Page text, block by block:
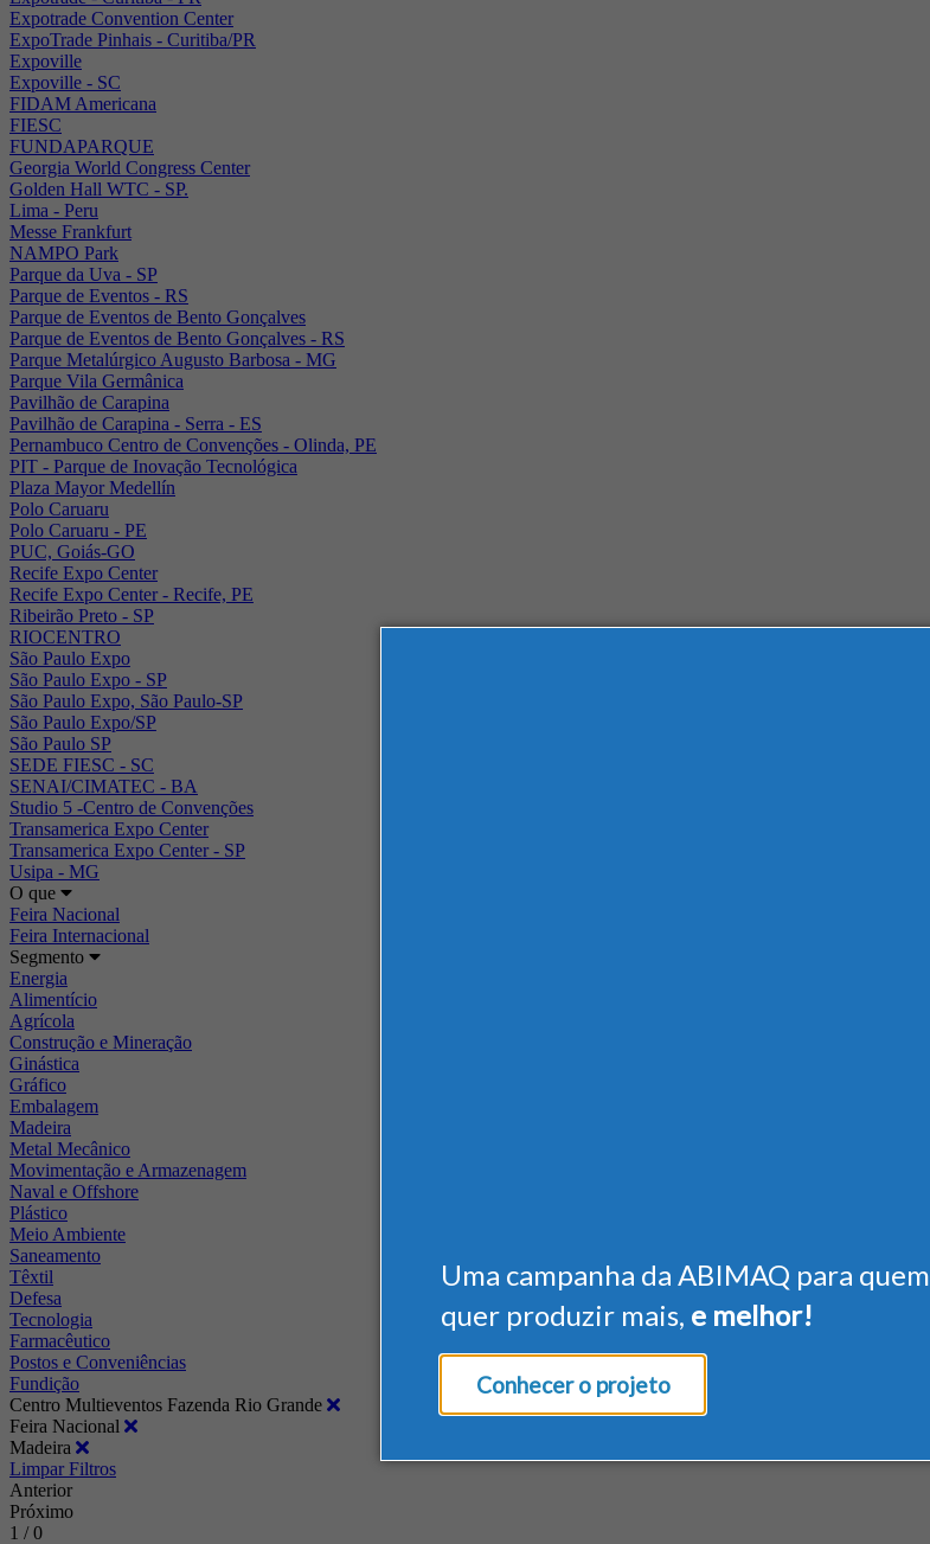
Uma campanha da ABIMAQ para quem
quer produzir mais, e melhor!
Conhecer o projeto
Expotrade Convention Center
ExpoTrade Pinhais - Curitiba/PR
Expoville
Expoville - SC
FIDAM Americana
FIESC
FUNDAPARQUE
Georgia World Congress Center
Golden Hall WTC - SP.
Lima - Peru
Messe Frankfurt
NAMPO Park
Parque da Uva - SP
Parque de Eventos - RS
Parque de Eventos de Bento Gonçalves
Parque de Eventos de Bento Gonçalves - RS
Parque Metalúrgico Augusto Barbosa - MG
Parque Vila Germânica
Pavilhão de Carapina
Pavilhão de Carapina - Serra - ES
Pernambuco Centro de Convenções - Olinda, PE
PIT - Parque de Inovação Tecnológica
Plaza Mayor Medellín
Polo Caruaru
Polo Caruaru - PE
PUC, Goiás-GO
Recife Expo Center
Recife Expo Center - Recife, PE
Ribeirão Preto - SP
RIOCENTRO
São Paulo Expo
São Paulo Expo - SP
São Paulo Expo, São Paulo-SP
São Paulo Expo/SP
São Paulo SP
SEDE FIESC - SC
SENAI/CIMATEC - BA
Studio 5 -Centro de Convenções
Transamerica Expo Center
Transamerica Expo Center - SP
Usipa - MG
O que
Feira Nacional
Feira Internacional
Segmento
Energia
Alimentício
Agrícola
Construção e Mineração
Ginástica
Gráfico
Embalagem
Madeira
Metal Mecânico
Movimentação e Armazenagem
Naval e Offshore
Plástico
Meio Ambiente
Saneamento
Têxtil
Defesa
Tecnologia
Farmacêutico
Postos e Conveniências
Fundição
Centro Multieventos Fazenda Rio Grande
Feira Nacional
Madeira
Limpar Filtros
Anterior
Próximo
1 / 0